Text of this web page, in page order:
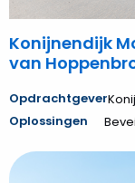
Konijnendijk
van
Opdrachtgever
Oplossingen
Bekijk